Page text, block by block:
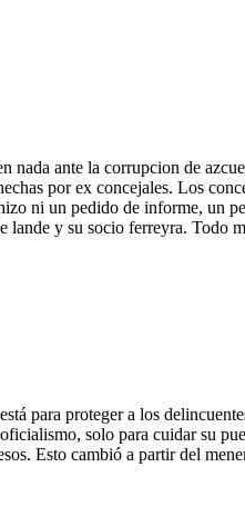
nada ante la corrupcion de
por ex concejales. Los
ni un pedido de informe, un
lande y su socio ferreyra. Todo
para proteger a los
solo para cuidar su
Esto cambió a partir del